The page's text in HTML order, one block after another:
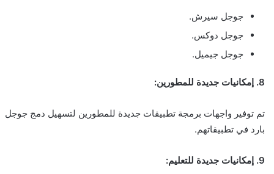
جوجل سيرش.
جوجل دوكس.
جوجل جيميل.
8. إمكانيات جديدة للمطورين:
تم توفير واجهات برمجة تطبيقات جديدة للمطورين لتسهيل دمج جوجل
بارد في تطبيقاتهم.
9. إمكانيات جديدة للتعليم: